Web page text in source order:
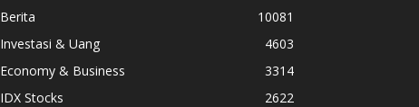
Berita
10081
Investasi & Uang
4603
Economy & Business
3314
IDX Stocks
2622